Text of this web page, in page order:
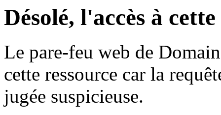
Désolé, l'accès à
Le pare-feu web de
cette ressource car la
jugée suspicieuse.